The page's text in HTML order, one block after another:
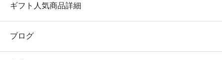
ギフト人気商品詳細
ブログ